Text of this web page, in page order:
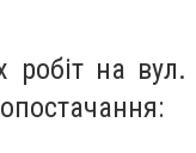
робіт на вул.